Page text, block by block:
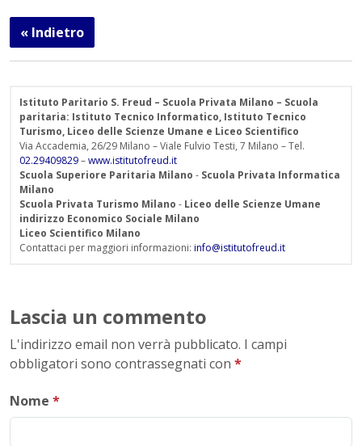
« Indietro
Istituto Paritario S. Freud – Scuola Privata Milano – Scuola
paritaria: Istituto Tecnico Informatico, Istituto Tecnico
Turismo, Liceo delle Scienze Umane e Liceo Scientifico
Via Accademia, 26/29 Milano – Viale Fulvio Testi, 7 Milano – Tel.
02.29409829–www.istitutofreud.it
Scuola Superiore Paritaria Milano - Scuola Privata Informatica
Milano
Scuola Privata Turismo Milano - Liceo delle Scienze Umane
indirizzo Economico Sociale Milano
Liceo Scientifico Milano
Contattaci per maggiori informazioni: info@istitutofreud.it
Lascia un commento
L'indirizzo email non verrà pubblicato. I campi
obbligatori sono contrassegnati con *
Nome *